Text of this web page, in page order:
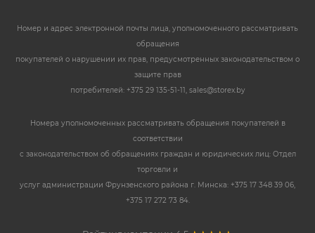
Номер и адрес электронной почты лица, уполномоченного рассматривать
обращения
покупателей о нарушении их прав, предусмотренных законодательством о
защите прав
потребителей: +375 29 135-51-11, sales@storex.by
Номера уполномоченных рассматривать обращения покупателей в
соответствии
с законодательством об обращениях граждан и юридических лиц: Отдел
торговли и
услуг администрации Фрунзенского района г. Минска: +375 17 348 39 06,
+375 17 272 73 84.